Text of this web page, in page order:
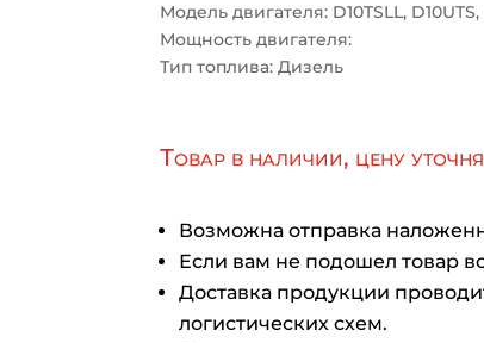
Модель двигателя: D10TSLL, D10UTS,
Мощность двигателя:
Тип топлива: Дизель
Товар в наличии, цену
Возможна отправка
Если вам не подошел товар
Доставка продукции
логистических схем.